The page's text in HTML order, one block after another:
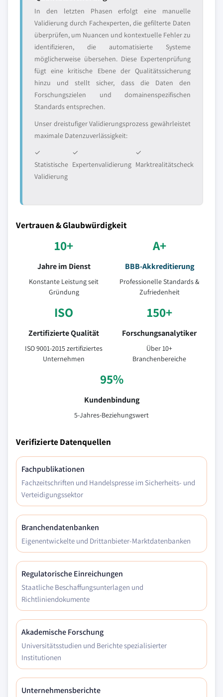
In den letzten Phasen erfolgt eine manuelle
Validierung durch Fachexperten, die gefilterte Daten
überprüfen, um Nuancen und kontextuelle Fehler zu
identifizieren, die automatisierte Systeme
möglicherweise übersehen. Diese Expertenprüfung
fügt eine kritische Ebene der Qualitätssicherung
hinzu und stellt sicher, dass die Daten den
Forschungszielen und domainenspezifischen
Standards entsprechen.
Unser dreistufiger Validierungsprozess gewährleistet
maximale Datenzuverlässigkeit:
✓
Statistische
Validierung
✓
Expertenvalidierung
✓
Marktrealitätscheck
Vertrauen & Glaubwürdigkeit
10+
Jahre im Dienst
Konstante Leistung seit
Gründung
A+
BBB-Akkreditierung
Professionelle Standards &
Zufriedenheit
ISO
Zertifizierte Qualität
ISO 9001-2015 zertifiziertes
Unternehmen
150+
Forschungsanalytiker
Über 10+
Branchenbereiche
95%
Kundenbindung
5-Jahres-Beziehungswert
Verifizierte Datenquellen
Fachpublikationen
Fachzeitschriften und Handelspresse im Sicherheits- und
Verteidigungssektor
Branchendatenbanken
Eigenentwickelte und Drittanbieter-Marktdatenbanken
Regulatorische Einreichungen
Staatliche Beschaffungsunterlagen und
Richtliniendokumente
Akademische Forschung
Universitätsstudien und Berichte spezialisierter
Institutionen
Unternehmensberichte